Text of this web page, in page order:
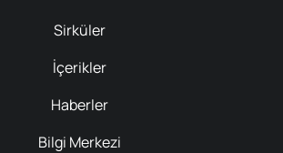
Sirküler
İçerikler
Haberler
Bilgi Merkezi